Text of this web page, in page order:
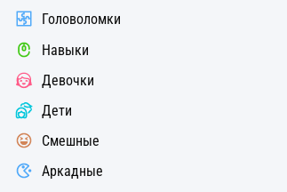
Головоломки
Навыки
Девочки
Дети
Смешные
Аркадные